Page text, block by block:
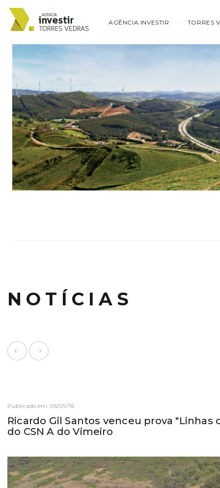
AGÊNCIA INVESTIR TORRES
NOTÍCIAS
Publicado em 06/09/16
Ricardo Gil Santos venceu prova "Linhas
do CSN A do Vimeiro